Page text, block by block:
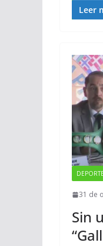
Leer
31 de
Sin